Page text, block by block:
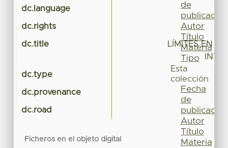
dc.language
dc.rights
dc.title
LÍMITES EN
dc.type
dc.provenance
dc.road
Ficheros en el objeto digital
de
publicación
Autor
Título
Materia
Tipo
Esta
colección
Fecha
de
publicación
Autor
Título
Materia